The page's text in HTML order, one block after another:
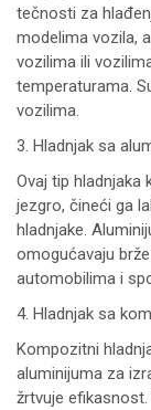
tečnosti za
modelima vozila,
vozilima ili
temperaturama.
vozilima.
3. Hladnjak sa
Ovaj tip hladnjaka
jezgro, čineći ga
hladnjake.
omogućavaju
automobilima i
4. Hladnjak sa
Kompozitni
aluminijuma za
žrtvuje